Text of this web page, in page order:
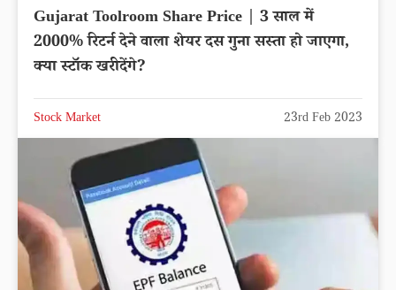
Gujarat Toolroom Share Price | 3 साल में
2000% रिटर्न देने वाला शेयर दस गुना सस्ता हो जाएगा,
क्या स्टॉक खरीदेंगे?
Stock Market 23rd Feb 2023